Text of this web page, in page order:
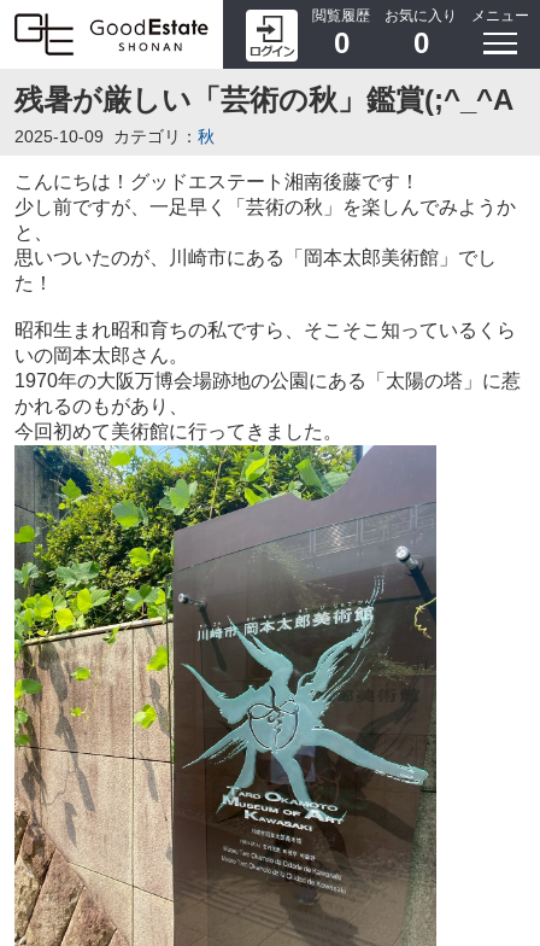
閲覧履歴
0
お気に入り
0
メニュー
残暑が厳しい「芸術の秋」鑑賞(;^_^A
2025-10-09 カテゴリ： 秋
こんにちは！グッドエステート湘南後藤です！
少し前ですが、一足早く「芸術の秋」を楽しんでみようか
と、
思いついたのが、川崎市にある「岡本太郎美術館」でし
た！
昭和生まれ昭和育ちの私ですら、そこそこ知っているくら
いの岡本太郎さん。
1970年の大阪万博会場跡地の公園にある「太陽の塔」に惹
かれるのもがあり、
今回初めて美術館に行ってきました。